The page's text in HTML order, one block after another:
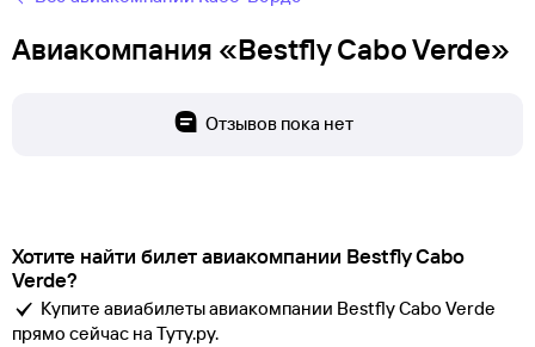
Авиакомпания «Bestfly Cabo Verde»
Отзывов пока нет
Хотите найти билет авиакомпании Bestfly Cabo
Verde?
Купите авиабилеты авиакомпании Bestfly Cabo Verde
прямо сейчас на Туту.ру.